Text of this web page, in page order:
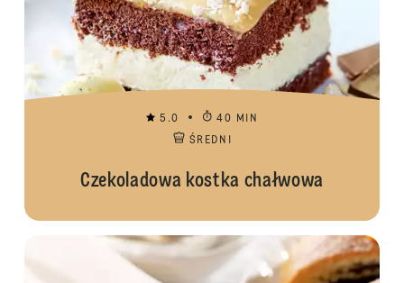
5.0
40 MIN
ŚREDNI
Czekoladowa kostka chałwowa